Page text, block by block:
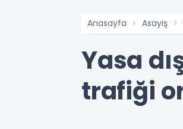
Anasayfa Asayiş
Yasa
trafiği